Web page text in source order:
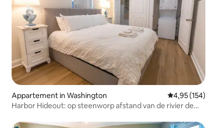
Appartement in Washington Gemiddelde
4,95 (154)
Harbor Hideout: op steenworp afstand van de rivier de